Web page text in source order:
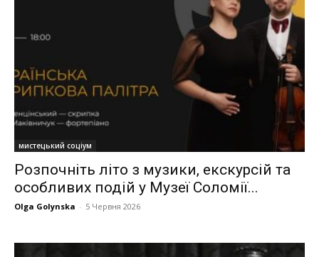
мистецький соціум
Розпочніть літо з музики, екскурсій та
особливих подій у Музеї Соломії...
Olga Golynska - 5 Червня 2026